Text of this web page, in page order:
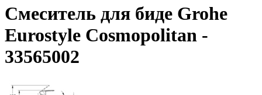
Смеситель для биде Grohe
Eurostyle Cosmopolitan -
33565002